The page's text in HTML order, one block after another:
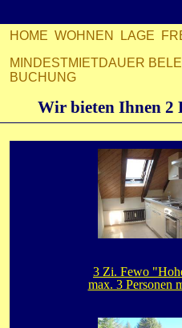
HOME WOHNEN LAGE
MINDESTMIETDAUER
BUCHUNG
Wir bieten Ihnen 2
3 Zi. Fewo
max. 3 Personen